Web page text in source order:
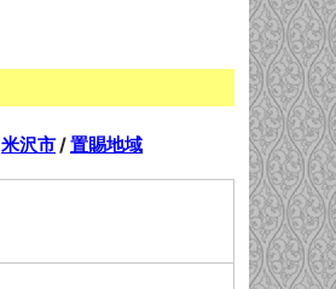
米沢市/置賜地域